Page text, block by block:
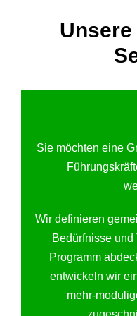
Sie möchten eine
Wir definieren
Bedürfnisse
Programm
entwickeln wir
mehr-